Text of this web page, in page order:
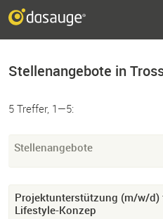
Stellenangebote in
5 Treffer, 1—5:
Stellenangebote
Projektunterstützung (m/w/d)
Lifestyle-Konzep